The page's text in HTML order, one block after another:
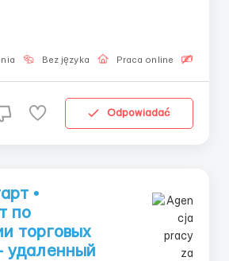
обработки миллионов
нужны грамотные
Bez języka Praca online
Odpowiadać
•
по
торговых
удаленный